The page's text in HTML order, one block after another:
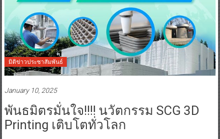
มิติข่าวประชาสัมพันธ์
January 10, 2025
พันธมิตรมั่นใจ!!!! นวัตกรรม SCG 3D
Printing เติบโตทั่วโลก